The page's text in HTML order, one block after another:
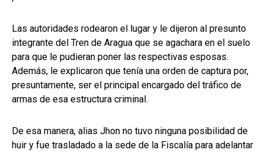
Las autoridades rodearon el lugar y le dijeron al presunto
integrante del Tren de Aragua que se agachara en el suelo
para que le pudieran poner las respectivas esposas.
Además, le explicaron que tenía una orden de captura por,
presuntamente, ser el principal encargado del tráfico de
armas de esa estructura criminal.
De esa manera, alias Jhon no tuvo ninguna posibilidad de
huir y fue trasladado a la sede de la Fiscalía para adelantar